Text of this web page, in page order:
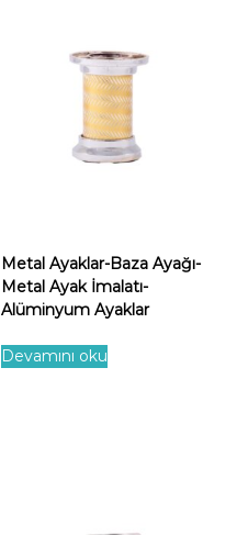
Metal Ayaklar-Baza Ayağı-
Metal Ayak İmalatı-
Alüminyum Ayaklar
Devamını oku